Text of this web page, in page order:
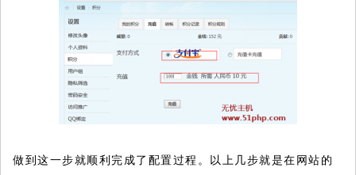
做到这一步就顺利完成了配置过程。以上几步就是在网站的